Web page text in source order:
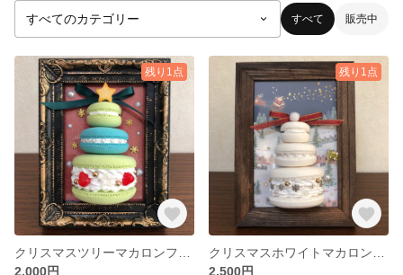
すべて 販売中
残り1点
2,000円
残り1点
2,500円